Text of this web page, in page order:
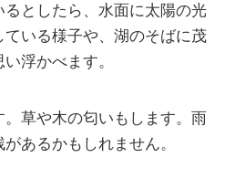
としたら、水面に太陽の光
いる様子や、湖のそばに茂
浮かべます。
草や木の匂いもします。雨
あるかもしれません。